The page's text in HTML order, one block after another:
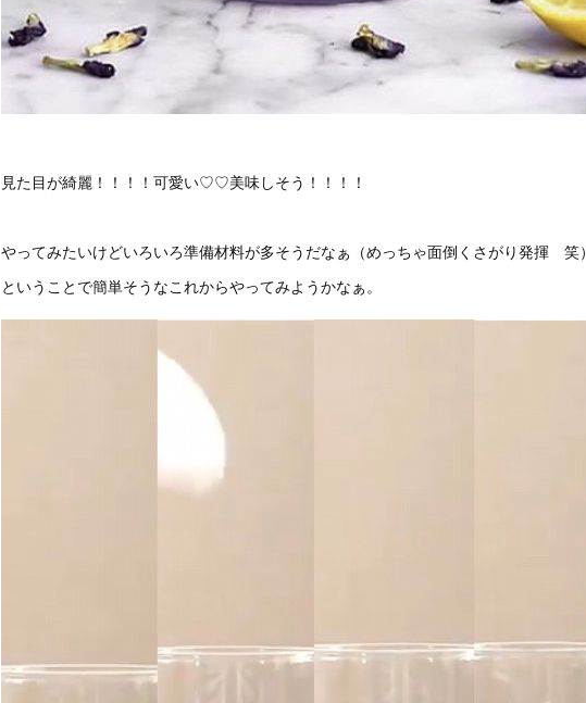
見た目が綺麗！！！！可愛い♡♡美味しそう！！！！
やってみたいけどいろいろ準備材料が多そうだなぁ（めっちゃ面倒くさがり発揮 笑）
ということで簡単そうなこれからやってみようかなぁ。